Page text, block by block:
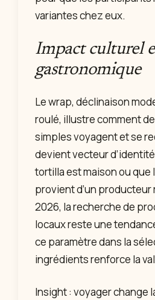
variantes chez eux.
Impact culturel
gastronomique
Le wrap, déclinaison
roulé, illustre comment
simples voyagent et se
devient vecteur
tortilla est maison ou que
provient d’un producteur
2026, la recherche de
locaux reste une
ce paramètre dans la
ingrédients renforce la
Insight : voyager change